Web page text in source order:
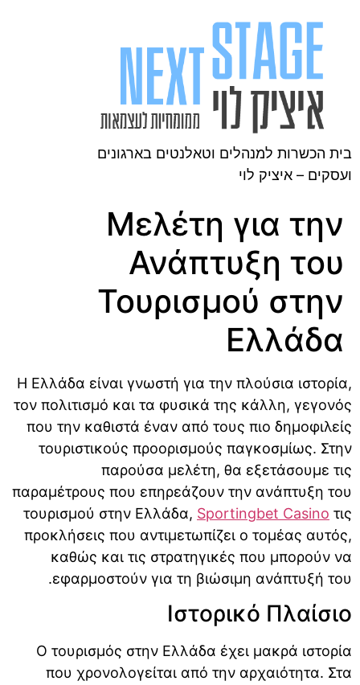
בית הכשרות למנהלים וטאלנטים בארגונים
ועסקים – איציק לוי
Μελέτη για την
Ανάπτυξη του
Τουρισμού στην
Ελλάδα
Η Ελλάδα είναι γνωστή για την πλούσια ιστορία,
τον πολιτισμό και τα φυσικά της κάλλη, γεγονός
που την καθιστά έναν από τους πιο δημοφιλείς
τουριστικούς προορισμούς παγκοσμίως. Στην
παρούσα μελέτη, θα εξετάσουμε τις
παραμέτρους που επηρεάζουν την ανάπτυξη του
τουρισμού στην Ελλάδα, Sportingbet Casino τις
προκλήσεις που αντιμετωπίζει ο τομέας αυτός,
καθώς και τις στρατηγικές που μπορούν να
εφαρμοστούν για τη βιώσιμη ανάπτυξή του.
Ιστορικό Πλαίσιο
Ο τουρισμός στην Ελλάδα έχει μακρά ιστορία
που χρονολογείται από την αρχαιότητα. Στα